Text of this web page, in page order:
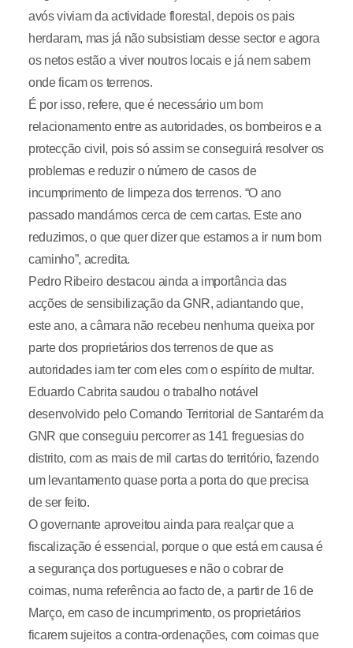
avós viviam da actividade florestal, depois os pais
herdaram, mas já não subsistiam desse sector e agora
os netos estão a viver noutros locais e já nem sabem
onde ficam os terrenos.
É por isso, refere, que é necessário um bom
relacionamento entre as autoridades, os bombeiros e a
protecção civil, pois só assim se conseguirá resolver os
problemas e reduzir o número de casos de
incumprimento de limpeza dos terrenos. “O ano
passado mandámos cerca de cem cartas. Este ano
reduzimos, o que quer dizer que estamos a ir num bom
caminho”, acredita.
Pedro Ribeiro destacou ainda a importância das
acções de sensibilização da GNR, adiantando que,
este ano, a câmara não recebeu nenhuma queixa por
parte dos proprietários dos terrenos de que as
autoridades iam ter com eles com o espírito de multar.
Eduardo Cabrita saudou o trabalho notável
desenvolvido pelo Comando Territorial de Santarém da
GNR que conseguiu percorrer as 141 freguesias do
distrito, com as mais de mil cartas do território, fazendo
um levantamento quase porta a porta do que precisa
de ser feito.
O governante aproveitou ainda para realçar que a
fiscalização é essencial, porque o que está em causa é
a segurança dos portugueses e não o cobrar de
coimas, numa referência ao facto de, a partir de 16 de
Março, em caso de incumprimento, os proprietários
ficarem sujeitos a contra-ordenações, com coimas que